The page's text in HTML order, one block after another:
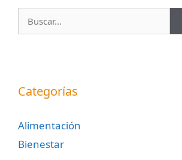
Categorías
Alimentación
Bienestar